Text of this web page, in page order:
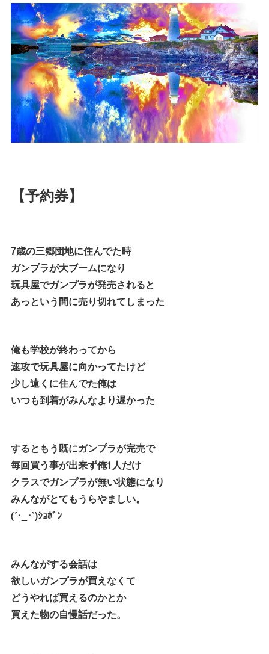
【予約券】
7歳の三郷団地に住んでた時
ガンプラが大ブームになり
玩具屋でガンプラが発売されると
あっという間に売り切れてしまった
俺も学校が終わってから
速攻で玩具屋に向かってたけど
少し遠くに住んでた俺は
いつも到着がみんなより遅かった
するともう既にガンプラが完売で
毎回買う事が出来ず俺1人だけ
クラスでガンプラが無い状態になり
みんながとてもうらやましい。
(´･_･`)ｼｮﾎﾞﾝ
みんながする会話は
欲しいガンプラが買えなくて
どうやれば買えるのかとか
買えた物の自慢話だった。